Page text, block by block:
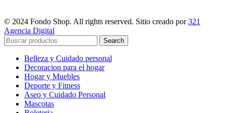
© 2024 Fondo Shop. All rights reserved. Sitio creado por321
Agencia Digital
Search
Belleza y Cuidado personal
Decoracion para el hogar
Hogar y Muebles
Deporte y Fitness
Aseo y Cuidado Personal
Mascotas